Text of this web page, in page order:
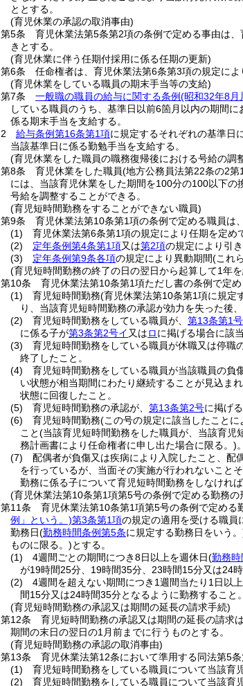
ととする。
(育児休業の承認の取消事由)
第5条
育児休業法第5条第2項の条例で定める事由は
きとする。
(育児休業に伴う任期付採用に係る任期の更新)
第6条
任命権者は、育児休業法第6条第3項の規定に
(育児休業をしている職員の期末手当等の支給)
第7条
一般職の職員の給与に関する条例(昭和32年8月
している職員のうち、基準日以前6箇月以内の期間に
係る期末手当を支給する。
2
給与条例第16条第1項に規定するそれぞれの基準日
当該基準日に係る勤勉手当を支給する。
(育児休業をした職員の職務復帰後における号給の調
第8条
育児休業をした職員(地方公務員法第22条の2
には、当該育児休業をした期間を100分の100以下の
号給を調整することができる。
(育児短時間勤務をすることができない職員)
第9条
育児休業法第10条第1項の条例で定める職員は
(1)
育児休業法第6条第1項の規定により任期を定め
(2)
定年条例第4条第1項又は第2項の規定により引
(3)
定年条例第9条各項の規定により異動期間(これ
(育児短時間勤務の終了の日の翌日から起算して1年
第10条
育児休業法第10条第1項ただし書の条例で定
(1)
育児短時間勤務(育児休業法第10条第1項に規定
り、当該育児短時間勤務の承認が効力を失った後
(2)
育児短時間勤務をしている職員が、 第13条第1号
に係る子が第3条第2号イ 又はロに掲げる場合に該
(3)
育児短時間勤務をしている職員が休職又は停職
終了したこと。
(4)
育児短時間勤務をしている職員が当該職員の負
い状態が相当期間にわたり継続することが見込ま
状態に回復したこと。
(5)
育児短時間勤務の承認が、 第13条第2号に掲げ
(6)
育児短時間勤務(この号の規定に該当したこと
こと(当該育児短時間勤務をした職員が、当該育児
務計画書により任命権者に申し出た場合に限る。)。
(7)
配偶者が負傷又は疾病により入院したこと、配
を行っているが、当面その実施が行われないこと
勤務に係る子について育児短時間勤務をしなけれ
(育児休業法第10条第1項第5号の条例で定める勤務の
第11条
育児休業法第10条第1項第5号の条例で定める
例」という。)第3条第1項の規定の適用を受ける職員
勤務日(勤務時間条例第5条に規定する勤務日をいう
ものに限る。)とする。
(1)
4週間ごとの期間につき8日以上を週休日(勤務
が19時間25分、19時間35分、23時間15分又は24
(2)
4週間を超えない期間につき1週間当たり1日以
間15分又は24時間35分となるように勤務すること。
(育児短時間勤務の承認又は期間の延長の請求手続)
第12条
育児短時間勤務の承認又は期間の延長の請求
期間の末日の翌日の1月前までに行うものとする。
(育児短時間勤務の承認の取消事由)
第13条
育児休業法第12条において準用する同法第5
(1)
育児短時間勤務をしている職員について当該育
(2)
育児短時間勤務をしている職員について当該育